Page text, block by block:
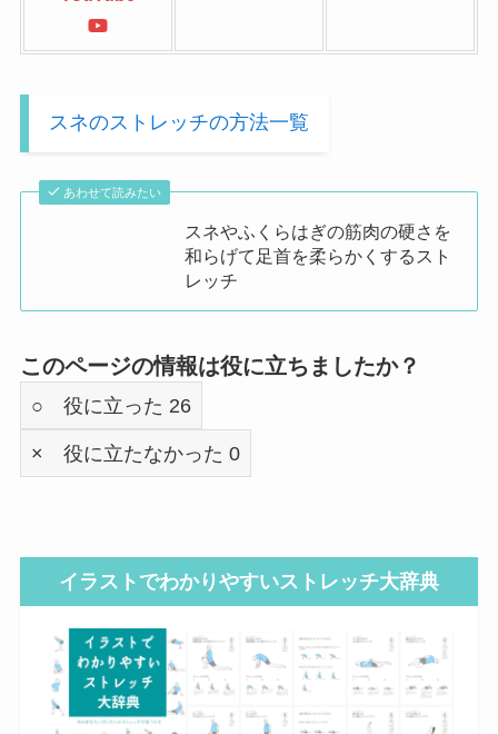
スネのストレッチの方法一覧
あわせて読みたい
スネやふくらはぎの筋肉の硬さを
和らげて足首を柔らかくするスト
レッチ
このページの情報は役に立ちましたか？
○ 役に立った 26
× 役に立たなかった 0
イラストでわかりやすいストレッチ大辞典